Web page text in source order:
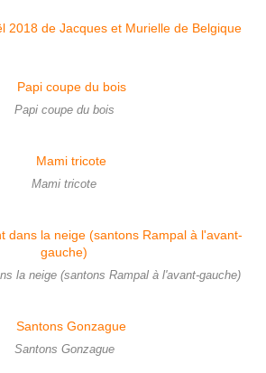
Papi coupe du bois
Mami tricote
la neige (santons Rampal à l'avant-gauche)
Santons Gonzague